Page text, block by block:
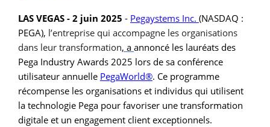
LAS VEGAS - 2 juin 2025 - Pegaystems Inc. (NASDAQ :
PEGA), l’entreprise qui accompagne les organisations
dans leur transformation, a annoncé les lauréats des
Pega Industry Awards 2025 lors de sa conférence
utilisateur annuelle PegaWorld®. Ce programme
récompense les organisations et individus qui utilisent
la technologie Pega pour favoriser une transformation
digitale et un engagement client exceptionnels.